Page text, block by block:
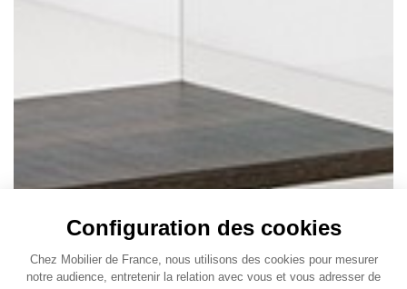
Configuration des cookies
Chez Mobilier de France, nous utilisons des cookies pour mesurer
notre audience, entretenir la relation avec vous et vous adresser de